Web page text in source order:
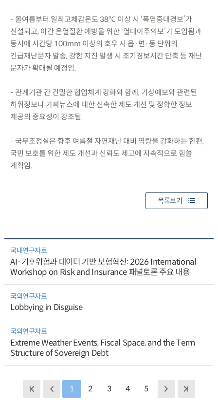
- 올여름부터 일최고체감온도 38℃ 이상 시 ‘폭염중대경보’가
신설되고, 야간 온열질환 예방을 위한 ‘열대야주의보’가 도입됨과
동시에 시간당 100mm 이상의 호우 시 읍·면·동 단위의
긴급재난문자 발송, 강한 지진 발생 시 조기경보시간 단축 등 재난
문자가 확대될 예정임.
- 관계기관 간 긴밀한 협업체계 강화와 함께, 기상예보와 관련된
허위정보나 가짜뉴스에 대한 신속한 제도 개선 및 정확한 정보
제공의 중요성이 강조됨.
- 국무조정실은 향후 여름철 자연재난 대비 역량을 강화하는 한편,
국민 보호를 위한 제도 개선과 신뢰도 제고에 지속적으로 힘쓸
계획임.
목록보기
국내연구자료
AI·기후위험과 데이터 기반 보험혁신: 2026 International
Workshop on Risk and Insurance 패널토론 주요 내용
국외연구자료
Lobbying in Disguise
국외연구자료
Extreme Weather Events, Fiscal Space, and the Term
Structure of Sovereign Debt
1 2 3 4 5